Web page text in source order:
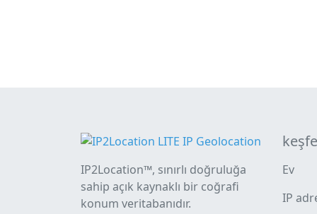
IP2Location™, sınırlı doğruluğa
sahip açık kaynaklı bir coğrafi
konum veritabanıdır.
Ev
IP